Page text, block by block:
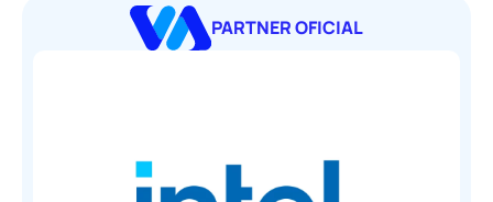
PARTNER OFICIAL